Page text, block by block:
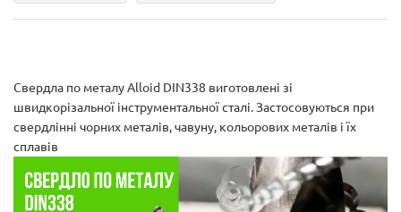
Свердла по металу Alloid DIN338 виготовлені зі
швидкорізальної інструментальної сталі. Застосовуються при
свердлінні чорних металів, чавуну, кольорових металів і їх
сплавів